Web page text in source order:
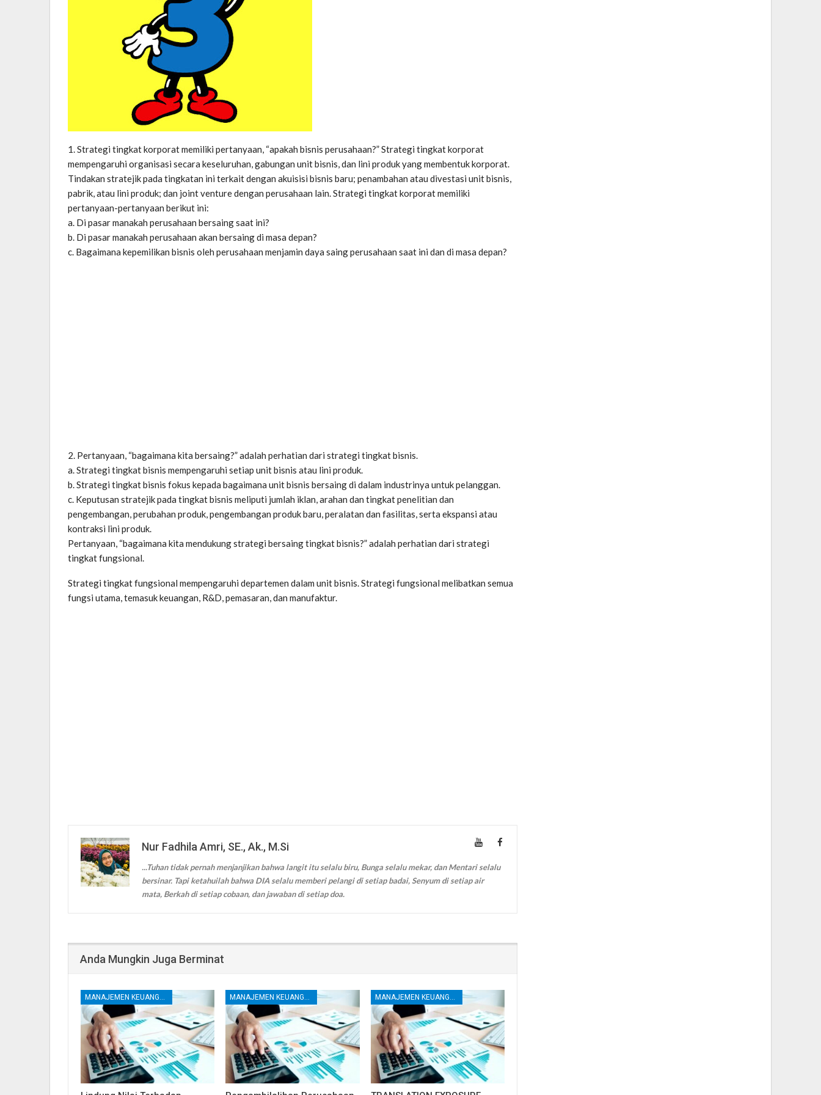
1. Strategi tingkat korporat memiliki pertanyaan, “apakah bisnis perusahaan?” Strategi tingkat korporat
mempengaruhi organisasi secara keseluruhan, gabungan unit bisnis, dan lini produk yang membentuk korporat.
Tindakan stratejik pada tingkatan ini terkait dengan akuisisi bisnis baru; penambahan atau divestasi unit bisnis,
pabrik, atau lini produk; dan joint venture dengan perusahaan lain. Strategi tingkat korporat memiliki
pertanyaan-pertanyaan berikut ini:
a. Di pasar manakah perusahaan bersaing saat ini?
b. Di pasar manakah perusahaan akan bersaing di masa depan?
c. Bagaimana kepemilikan bisnis oleh perusahaan menjamin daya saing perusahaan saat ini dan di masa depan?
2. Pertanyaan, “bagaimana kita bersaing?” adalah perhatian dari strategi tingkat bisnis.
a. Strategi tingkat bisnis mempengaruhi setiap unit bisnis atau lini produk.
b. Strategi tingkat bisnis fokus kepada bagaimana unit bisnis bersaing di dalam industrinya untuk pelanggan.
c. Keputusan stratejik pada tingkat bisnis meliputi jumlah iklan, arahan dan tingkat penelitian dan
pengembangan, perubahan produk, pengembangan produk baru, peralatan dan fasilitas, serta ekspansi atau
kontraksi lini produk.
Pertanyaan, “bagaimana kita mendukung strategi bersaing tingkat bisnis?” adalah perhatian dari strategi
tingkat fungsional.
Strategi tingkat fungsional mempengaruhi departemen dalam unit bisnis. Strategi fungsional melibatkan semua
fungsi utama, temasuk keuangan, R&D, pemasaran, dan manufaktur.
Nur Fadhila Amri, SE., Ak., M.Si
...Tuhan tidak pernah menjanjikan bahwa langit itu selalu biru, Bunga selalu mekar, dan Mentari selalu
bersinar. Tapi ketahuilah bahwa DIA selalu memberi pelangi di setiap badai, Senyum di setiap air
mata, Berkah di setiap cobaan, dan jawaban di setiap doa.
Anda Mungkin Juga Berminat
MANAJEMEN KEUANGAN MANAJEMEN KEUANGAN MANAJEMEN KEUANGAN